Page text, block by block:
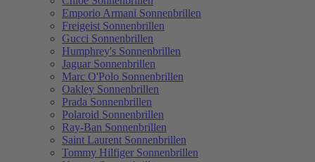
Emporio Armani Sonnenbrillen
Freigeist Sonnenbrillen
Gucci Sonnenbrillen
Humphrey's Sonnenbrillen
Jaguar Sonnenbrillen
Marc O'Polo Sonnenbrillen
Oakley Sonnenbrillen
Prada Sonnenbrillen
Polaroid Sonnenbrillen
Ray-Ban Sonnenbrillen
Saint Laurent Sonnenbrillen
Tommy Hilfiger Sonnenbrillen